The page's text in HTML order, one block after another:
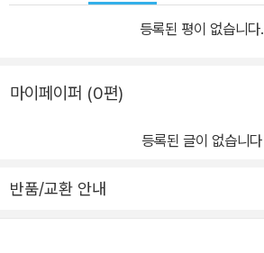
등록된 평이 없습니다.
마이페이퍼 (0편)
등록된 글이 없습니다
반품/교환 안내